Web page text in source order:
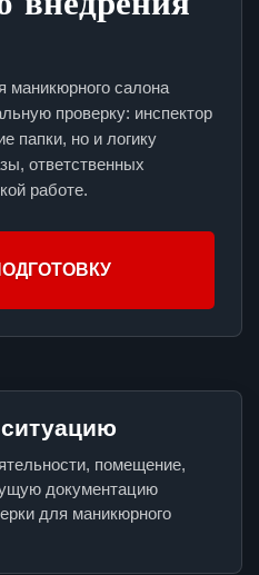
маникюрного салона
проверку: инспектор
папки, но и логику
ответственных
работе.
помещение,
документацию
для маникюрного